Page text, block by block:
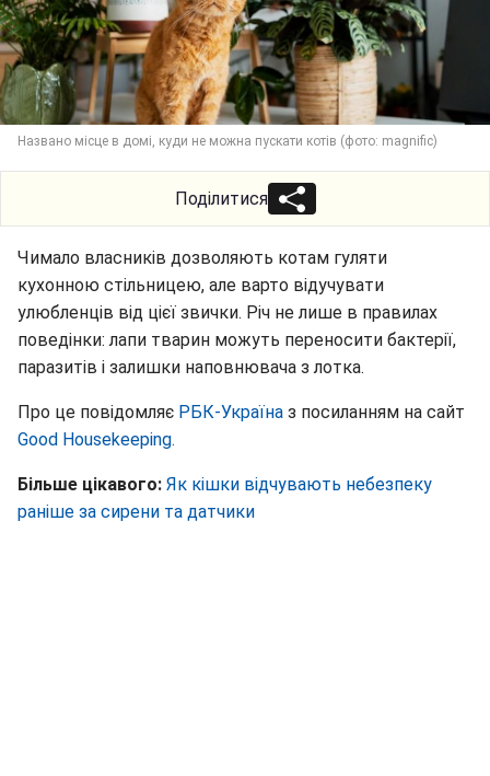
Названо місце в домі, куди не можна пускати котів (фото: magnific)
Поділитися
Чимало власників дозволяють котам гуляти
кухонною стільницею, але варто відучувати
улюбленців від цієї звички. Річ не лише в правилах
поведінки: лапи тварин можуть переносити бактерії,
паразитів і залишки наповнювача з лотка.
Про це повідомляє РБК-Україна з посиланням на сайт
Good Нousekeeping.
Більше цікавого: Як кішки відчувають небезпеку
раніше за сирени та датчики